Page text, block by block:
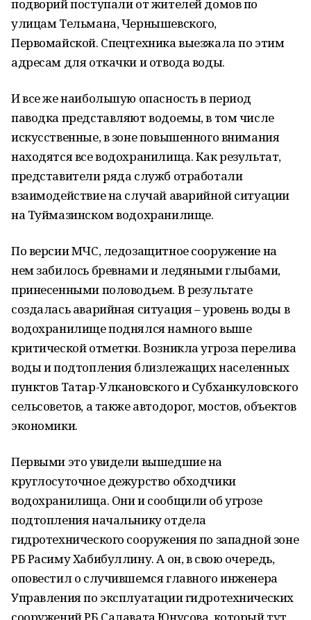
подворий поступали от жителей домов по
улицам Тельмана, Чернышевского,
Первомайской. Спецтехника выезжала по этим
адресам для откачки и отвода воды.
И все же наибольшую опасность в период
паводка представляют водоемы, в том числе
искусственные, в зоне повышенного внимания
находятся все водохранилища. Как результат,
представители ряда служб отработали
взаимодействие на случай аварийной ситуации
на Туймазинском водохранилище.
По версии МЧС, ледозащитное сооружение на
нем забилось бревнами и ледяными глыбами,
принесенными половодьем. В результате
создалась аварийная ситуация – уровень воды в
водохранилище поднялся намного выше
критической отметки. Возникла угроза перелива
воды и подтопления близлежащих населенных
пунктов Татар-Улкановского и Субханкуловского
сельсоветов, а также автодорог, мостов, объектов
экономики.
Первыми это увидели вышедшие на
круглосуточное дежурство обходчики
водохранилища. Они и сообщили об угрозе
подтопления начальнику отдела
гидротехнического сооружения по западной зоне
РБ Расиму Хабибуллину. А он, в свою очередь,
оповестил о случившемся главного инженера
Управления по эксплуатации гидротехнических